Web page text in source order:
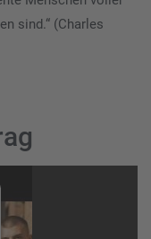
sind.“ (Charles